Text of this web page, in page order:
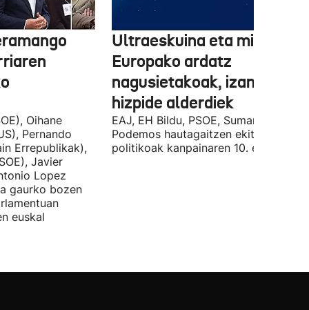
Oihane
Pernando
Errepublikak),
Javier
Lopez
gaurko bozen
euskal
Ultraeskuina eta
Europako ardatz
nagusietakoak, izan dituzte
hizpide alderdiek
EAJ, EH Bildu, PSOE, Sumar, PP eta
Podemos hautagaitzen ekitaldi
politikoak kanpainaren 10. egunean.